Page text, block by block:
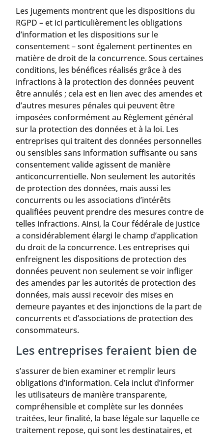
Les jugements montrent que les dispositions du
RGPD – et ici particulièrement les obligations
d’information et les dispositions sur le
consentement – sont également pertinentes en
matière de droit de la concurrence. Sous certaines
conditions, les bénéfices réalisés grâce à des
infractions à la protection des données peuvent
être annulés ; cela est en lien avec des amendes et
d’autres mesures pénales qui peuvent être
imposées conformément au Règlement général
sur la protection des données et à la loi. Les
entreprises qui traitent des données personnelles
ou sensibles sans information suffisante ou sans
consentement valide agissent de manière
anticoncurrentielle. Non seulement les autorités
de protection des données, mais aussi les
concurrents ou les associations d’intérêts
qualifiées peuvent prendre des mesures contre de
telles infractions. Ainsi, la Cour fédérale de justice
a considérablement élargi le champ d’application
du droit de la concurrence. Les entreprises qui
enfreignent les dispositions de protection des
données peuvent non seulement se voir infliger
des amendes par les autorités de protection des
données, mais aussi recevoir des mises en
demeure payantes et des injonctions de la part de
concurrents et d’associations de protection des
consommateurs.
Les entreprises feraient bien de
s’assurer de bien examiner et remplir leurs
obligations d’information. Cela inclut d’informer
les utilisateurs de manière transparente,
compréhensible et complète sur les données
traitées, leur finalité, la base légale sur laquelle ce
traitement repose, qui sont les destinataires, et